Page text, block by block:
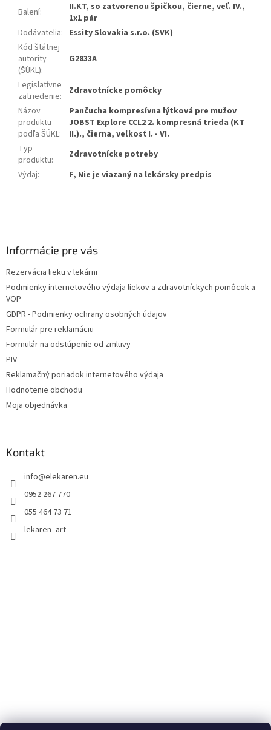
Balení:
II.KT, so zatvorenou špičkou, čierne, veľ. IV.,
1x1 pár
Dodávatelia: Essity Slovakia s.r.o. (SVK)
Kód štátnej
autority
(ŠÚKL):
G2833A
Legislatívne
zatriedenie:
Zdravotnícke pomôcky
Názov
produktu
podľa ŠÚKL:
Pančucha kompresívna lýtková pre mužov
JOBST Explore CCL2 2. kompresná trieda (KT
II.)., čierna, veľkosť I. - VI.
Typ
produktu:
Zdravotnícke potreby
Výdaj: F, Nie je viazaný na lekársky predpis
Informácie pre vás
Rezervácia lieku v lekárni
Podmienky internetového výdaja liekov a zdravotníckych pomôcok a
VOP
GDPR - Podmienky ochrany osobných údajov
Formulár pre reklamáciu
Formulár na odstúpenie od zmluvy
PIV
Reklamačný poriadok internetového výdaja
Hodnotenie obchodu
Moja objednávka
Kontakt
info@elekaren.eu
0952 267 770
055 464 73 71
lekaren_art